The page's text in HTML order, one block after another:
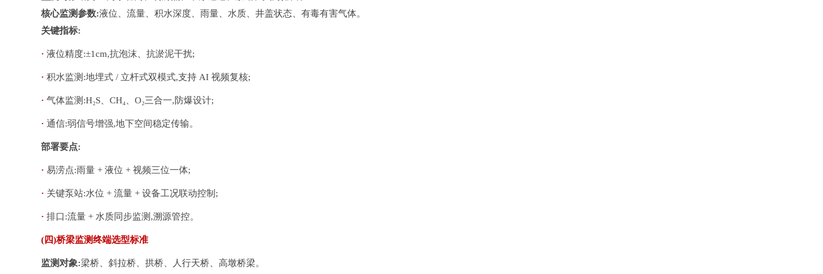
核心监测参数:液位、流量、积水深度、雨量、水质、井盖状态、有毒有害气体。
关键指标:
· 液位精度:±1cm,抗泡沫、抗淤泥干扰;
· 积水监测:地埋式 / 立杆式双模式,支持 AI 视频复核;
· 气体监测:H₂S、CH₄、O₂三合一,防爆设计;
· 通信:弱信号增强,地下空间稳定传输。
部署要点:
· 易涝点:雨量 + 液位 + 视频三位一体;
· 关键泵站:水位 + 流量 + 设备工况联动控制;
· 排口:流量 + 水质同步监测,溯源管控。
(四)桥梁监测终端选型标准
监测对象:梁桥、斜拉桥、拱桥、人行天桥、高墩桥梁。